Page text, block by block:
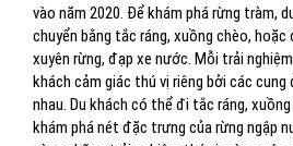
vào năm 2020. Để khám phá rừng tràm,
chuyển bằng tắc ráng, xuồng chèo,
xuyên rừng, đạp xe nước. Mỗi trải
khách cảm giác thú vị riêng bởi các
nhau. Du khách có thể đi tắc ráng,
khám phá nét đặc trưng của rừng ngập